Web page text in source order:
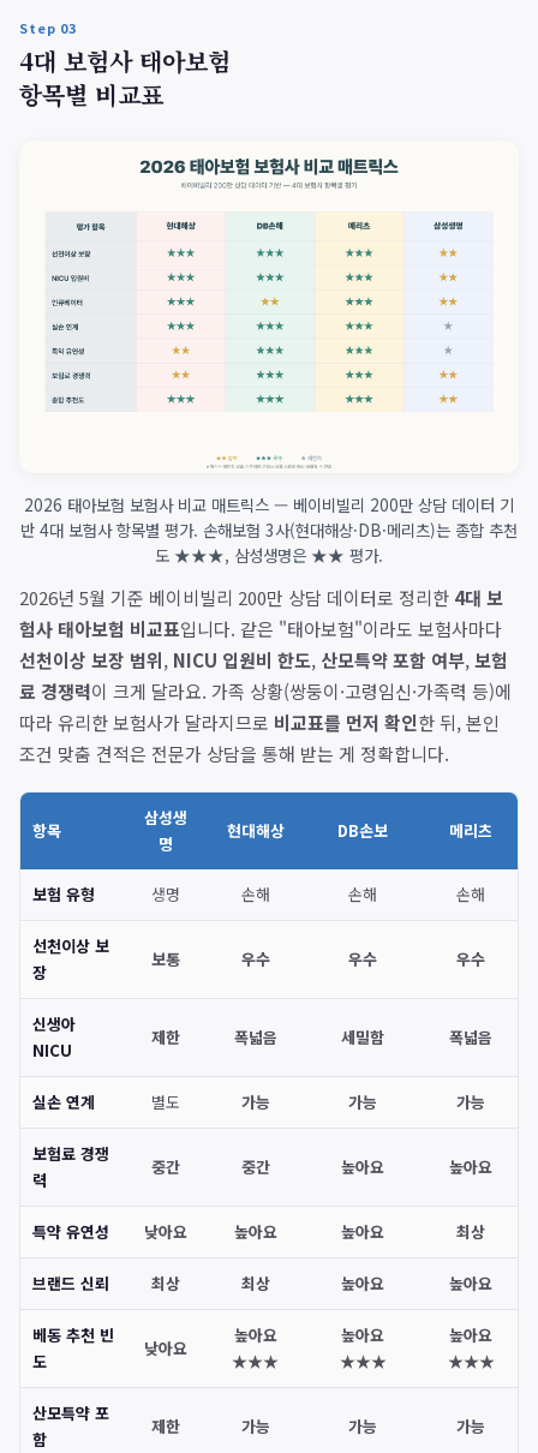
Step 03
4대 보험사 태아보험
항목별 비교표
2026 태아보험 보험사 비교 매트릭스 — 베이비빌리 200만 상담 데이터 기
반 4대 보험사 항목별 평가. 손해보험 3사(현대해상·DB·메리츠)는 종합 추천
도 ★★★, 삼성생명은 ★★ 평가.
2026년 5월 기준 베이비빌리 200만 상담 데이터로 정리한 4대 보
험사 태아보험 비교표입니다. 같은 "태아보험"이라도 보험사마다
선천이상 보장 범위, NICU 입원비 한도, 산모특약 포함 여부, 보험
료 경쟁력이 크게 달라요. 가족 상황(쌍둥이·고령임신·가족력 등)에
따라 유리한 보험사가 달라지므로 비교표를 먼저 확인한 뒤, 본인
조건 맞춤 견적은 전문가 상담을 통해 받는 게 정확합니다.
항목
삼성생
명
현대해상 DB손보 메리츠
보험 유형 생명 손해 손해 손해
선천이상 보
장
보통 우수 우수 우수
신생아
NICU
제한 폭넓음 세밀함 폭넓음
실손 연계 별도 가능 가능 가능
보험료 경쟁
력
중간 중간 높아요 높아요
특약 유연성 낮아요 높아요 높아요 최상
브랜드 신뢰 최상 최상 높아요 높아요
베동 추천 빈
도
낮아요
높아요
★★★
높아요
★★★
높아요
★★★
산모특약 포
함
제한 가능 가능 가능